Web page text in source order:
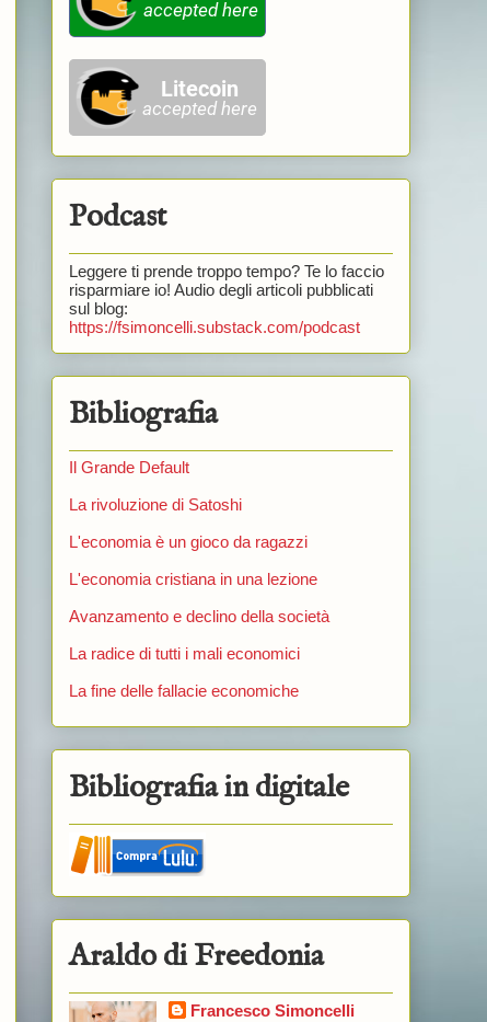
Podcast
Leggere ti prende troppo tempo? Te lo faccio
risparmiare io! Audio degli articoli pubblicati
sul blog:
https://fsimoncelli.substack.com/podcast
Bibliografia
Il Grande Default
La rivoluzione di Satoshi
L'economia è un gioco da ragazzi
L'economia cristiana in una lezione
Avanzamento e declino della società
La radice di tutti i mali economici
La fine delle fallacie economiche
Bibliografia in digitale
Araldo di Freedonia
Francesco Simoncelli